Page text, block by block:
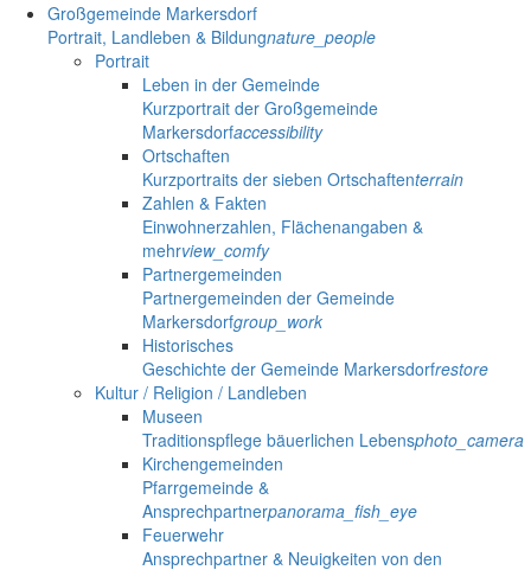
Großgemeinde Markersdorf
Portrait, Landleben & Bildungnature_people
Portrait
Leben in der Gemeinde
Kurzportrait der Großgemeinde
Markersdorfaccessibility
Ortschaften
Kurzportraits der sieben Ortschaftenterrain
Zahlen & Fakten
Einwohnerzahlen, Flächenangaben &
mehrview_comfy
Partnergemeinden
Partnergemeinden der Gemeinde
Markersdorfgroup_work
Historisches
Geschichte der Gemeinde Markersdorfrestore
Kultur / Religion / Landleben
Museen
Traditionspflege bäuerlichen Lebensphoto_camera
Kirchengemeinden
Pfarrgemeinde &
Ansprechpartnerpanorama_fish_eye
Feuerwehr
Ansprechpartner & Neuigkeiten von den